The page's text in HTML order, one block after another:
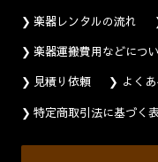
楽器レンタルの流れ
楽器運搬費用などにつ
見積り依頼
よく
特定商取引法に基づく